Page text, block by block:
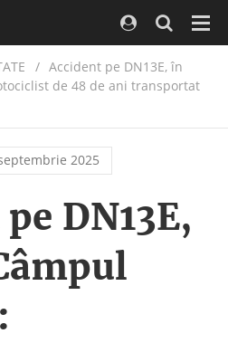
/ Accident pe DN13E, în
de 48 de ani transportat
2025
DN13E,